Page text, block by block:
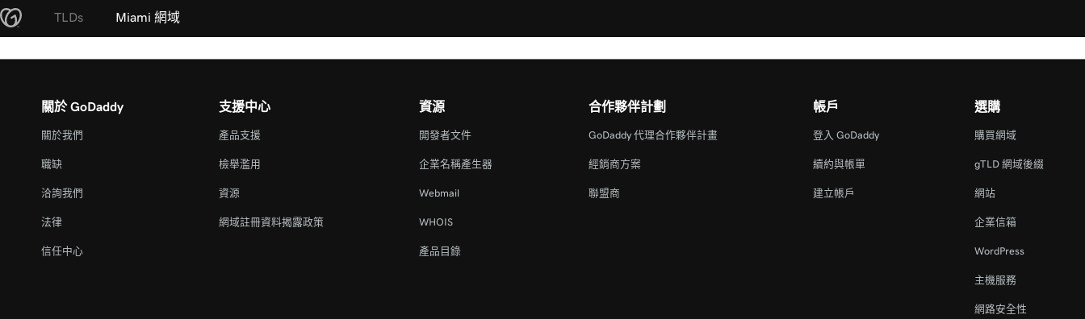
TLDs Miami 網域
關於 GoDaddy
關於我們
職缺
洽詢我們
法律
信任中心
支援中心
產品支援
檢舉濫用
資源
網域註冊資料揭露政策
資源
開發者文件
企業名稱產生器
Webmail
WHOIS
產品目錄
合作夥伴計劃
GoDaddy 代理合作夥伴計畫
經銷商方案
聯盟商
帳戶
登入 GoDaddy
續約與帳單
建立帳戶
選購
購買網域
gTLD 網域後綴
網站
企業信箱
WordPress
主機服務
網路安全性